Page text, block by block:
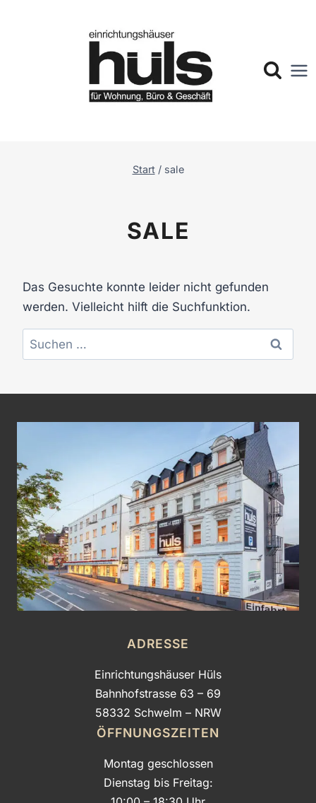
Start / sale
SALE
Das Gesuchte konnte leider nicht gefunden
werden. Vielleicht hilft die Suchfunktion.
Suchen
nach:
ADRESSE
Einrichtungshäuser Hüls
Bahnhofstrasse 63 – 69
58332 Schwelm – NRW
ÖFFNUNGSZEITEN
Montag geschlossen
Dienstag bis Freitag: